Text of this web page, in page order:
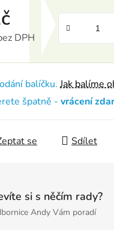
DPH
balíčku.Jak balíme
špatně - vrácení
se Sdílet
si s něčím rady?
Andy Vám poradí